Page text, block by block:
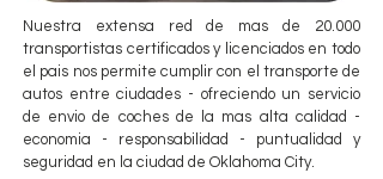
Nuestra extensa red de mas de 20.000
transportistas certificados y licenciados en todo
el pais nos permite cumplir con el transporte de
autos entre ciudades - ofreciendo un servicio
de envio de coches de la mas alta calidad -
economia - responsabilidad - puntualidad y
seguridad en la ciudad de Oklahoma City.